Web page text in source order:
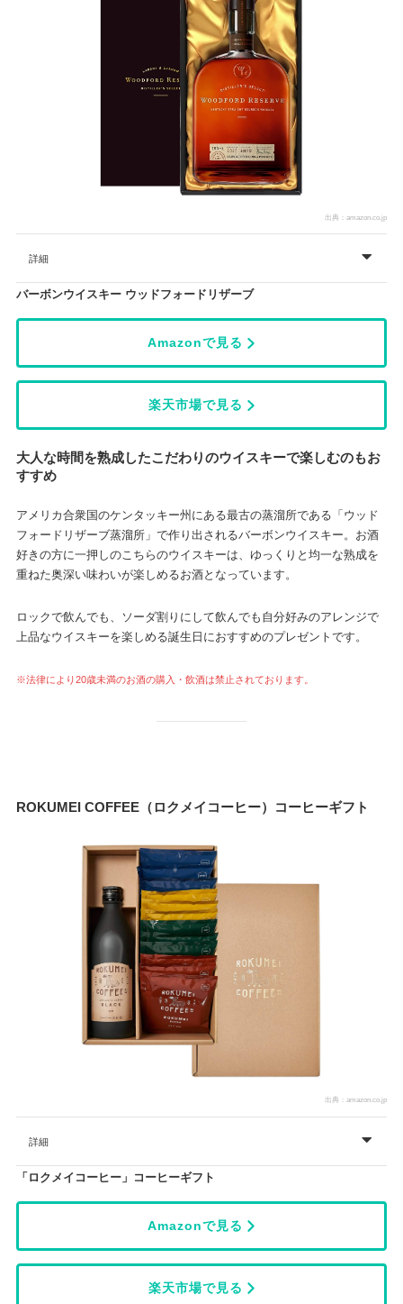
出典：amazon.co.jp
詳細
バーボンウイスキー ウッドフォードリザーブ
Amazonで見る
楽天市場で見る
大人な時間を熟成したこだわりのウイスキーで楽しむのもお
すすめ
アメリカ合衆国のケンタッキー州にある最古の蒸溜所である「ウッド
フォードリザーブ蒸溜所」で作り出されるバーボンウイスキー。お酒
好きの方に一押しのこちらのウイスキーは、ゆっくりと均一な熟成を
重ねた奥深い味わいが楽しめるお酒となっています。
ロックで飲んでも、ソーダ割りにして飲んでも自分好みのアレンジで
上品なウイスキーを楽しめる誕生日におすすめのプレゼントです。
※法律により20歳未満のお酒の購入・飲酒は禁止されております。
ROKUMEI COFFEE（ロクメイコーヒー）コーヒーギフト
出典：amazon.co.jp
詳細
「ロクメイコーヒー」コーヒーギフト
Amazonで見る
楽天市場で見る